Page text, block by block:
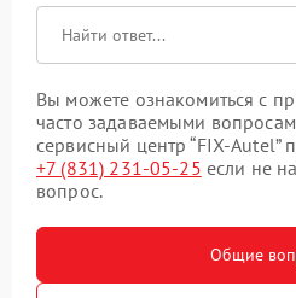
Вы можете ознакомиться с
часто задаваемыми
сервисный центр “FIX-Autel”
+7 (831) 231-05-25 если не
вопрос.
Общие